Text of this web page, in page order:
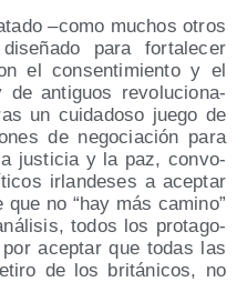
–como muchos otros
para for­ta­le­cer
el con­sen­ti­mien­to y el
anti­guos revo­lu­cio­na­
un cui­da­do­so jue­go de
de nego­cia­ción para
jus­ti­cia y la paz, con­vo­
irlan­de­ses a acep­tar
no “hay más camino”
todos los pro­ta­go­
acep­tar que todas las
de los bri­tá­ni­cos, no